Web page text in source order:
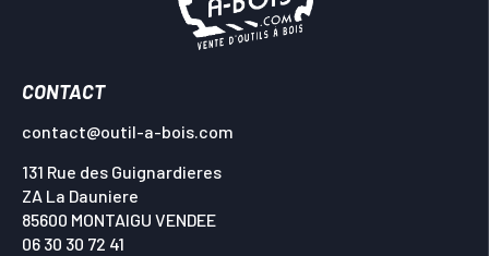
CONTACT
contact@outil-a-bois.com
131 Rue des Guignardieres
ZA La Dauniere
85600 MONTAIGU VENDEE
06 30 30 72 41